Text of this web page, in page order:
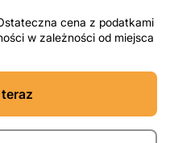
cena z podatkami
w zależności od miejsca